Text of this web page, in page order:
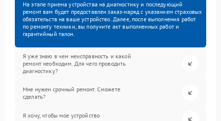
На этапе приема устройства на диагностику и последующий
ремонт вам будет предоставлен заказ-наряд с указанием страховых
обязательств на ваше устройство. Далее, после выполнения работ
по ремонту техники, вы получите акт выполненных работ и
гарантийный талон.
Я уже знаю в чем неисправность и какой
ремонт необходим. Для чего проводить
диагностику?
Мне нужен срочный ремонт. Сможете
сделать?
Я хочу, чтобы мое устройство